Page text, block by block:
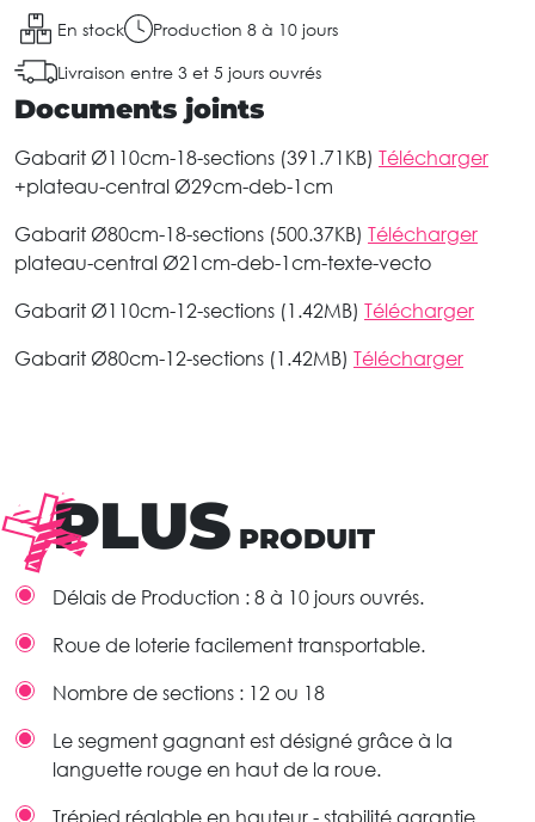
En stock Production 8 à 10 jours
Livraison entre 3 et 5 jours ouvrés
Documents joints
Gabarit Ø110cm-18-sections (391.71KB) Télécharger
+plateau-central Ø29cm-deb-1cm
Gabarit Ø80cm-18-sections (500.37KB) Télécharger
plateau-central Ø21cm-deb-1cm-texte-vecto
Gabarit Ø110cm-12-sections (1.42MB) Télécharger
Gabarit Ø80cm-12-sections (1.42MB) Télécharger
PLUS PRODUIT
Délais de Production : 8 à 10 jours ouvrés.
Roue de loterie facilement transportable.
Nombre de sections : 12 ou 18
Le segment gagnant est désigné grâce à la
languette rouge en haut de la roue.